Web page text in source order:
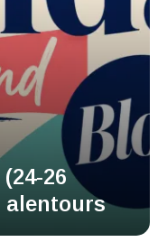
26
alentours